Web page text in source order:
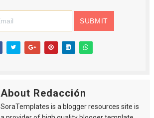
About Redacción
SoraTemplates is a blogger resources site is